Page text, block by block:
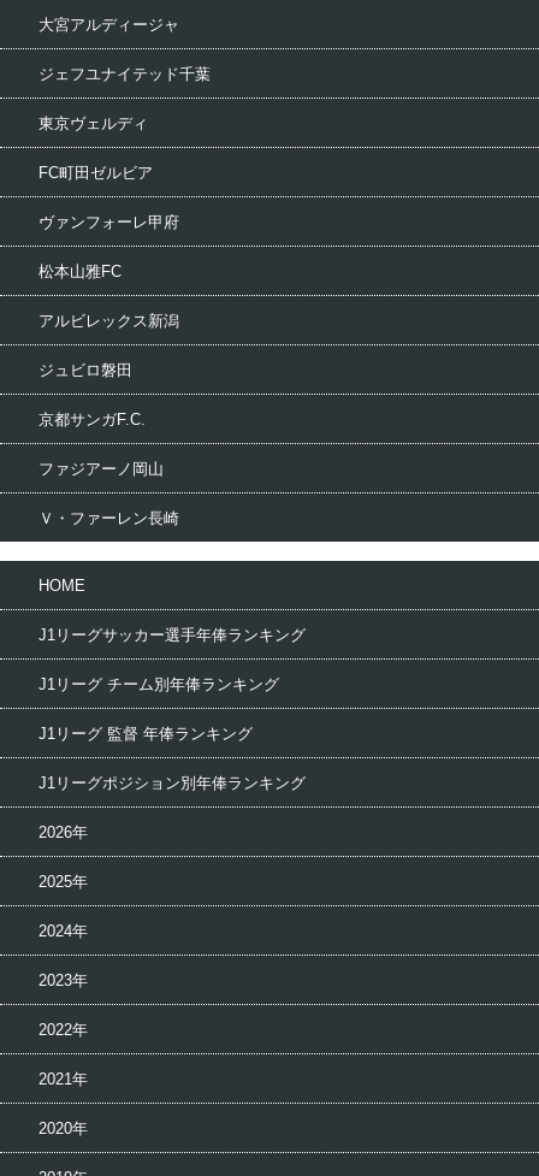
大宮アルディージャ
ジェフユナイテッド千葉
東京ヴェルディ
FC町田ゼルビア
ヴァンフォーレ甲府
松本山雅FC
アルビレックス新潟
ジュビロ磐田
京都サンガF.C.
ファジアーノ岡山
Ｖ・ファーレン長崎
HOME
J1リーグサッカー選手年俸ランキング
J1リーグ チーム別年俸ランキング
J1リーグ 監督 年俸ランキング
J1リーグポジション別年俸ランキング
2026年
2025年
2024年
2023年
2022年
2021年
2020年